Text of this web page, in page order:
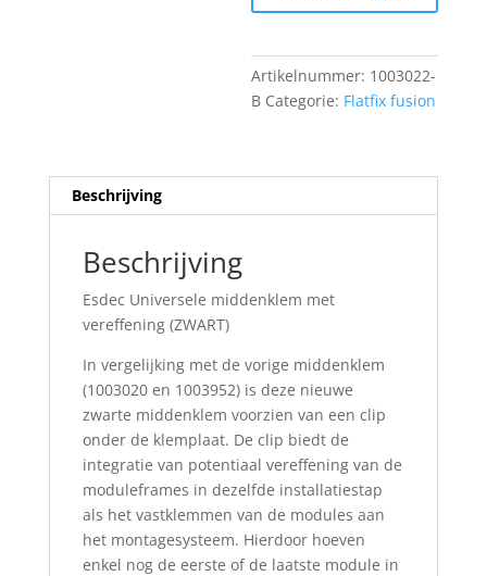
aantal
Artikelnummer: 1003022-
B Categorie: Flatfix fusion
Beschrijving
Beschrijving
Esdec Universele middenklem met
vereffening (ZWART)
In vergelijking met de vorige middenklem
(1003020 en 1003952) is deze nieuwe
zwarte middenklem voorzien van een clip
onder de klemplaat. De clip biedt de
integratie van potentiaal vereffening van de
moduleframes in dezelfde installatiestap
als het vastklemmen van de modules aan
het montagesysteem. Hierdoor hoeven
enkel nog de eerste of de laatste module in